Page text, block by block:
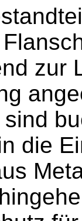
zur
die